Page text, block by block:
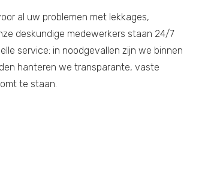
al uw problemen met lekkages,
deskundige medewerkers staan 24/7
service: in noodgevallen zijn we binnen
hanteren we transparante, vaste
te staan.